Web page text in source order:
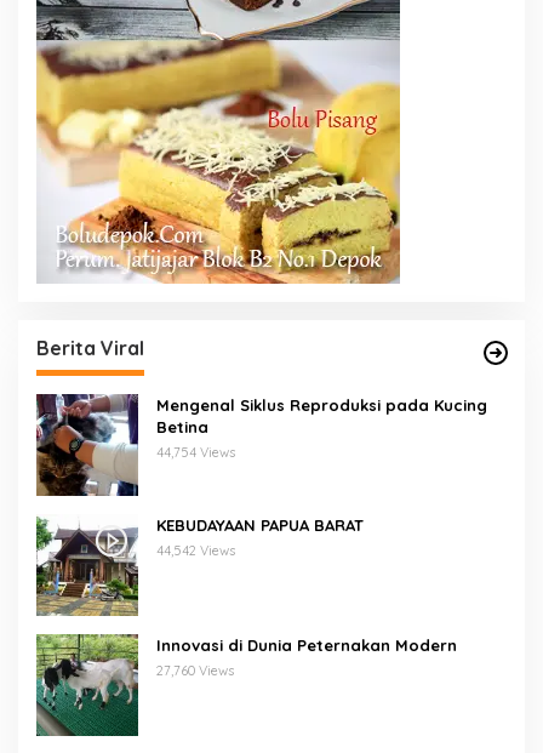
Berita Viral
Mengenal Siklus Reproduksi pada Kucing
Betina
44,754 Views
KEBUDAYAAN PAPUA BARAT
44,542 Views
Innovasi di Dunia Peternakan Modern
27,760 Views